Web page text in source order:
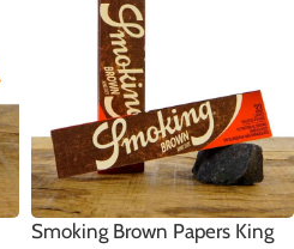
Smoking Brown Papers King